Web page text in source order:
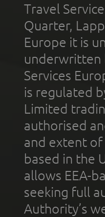
Travel
Quarter,
Europe it is
underwritten
Services
is regulated
Limited
authorised
and extent
based in the
allows EEA-
seeking full
Authority’s